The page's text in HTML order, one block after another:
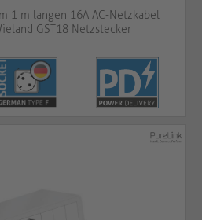
1 m langen 16A AC-Netzkabel
GST18 Netzstecker